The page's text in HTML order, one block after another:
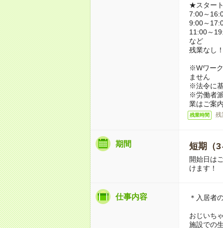
★スター
7:00～
9:00～
11:00～
など
残業なし
※Wワー
ません
※法令に
※労働者
業はご案
残業時間 残
期間 短期（
開始日は
けます！
仕事内容 ＊入居者
おじいち
施設での